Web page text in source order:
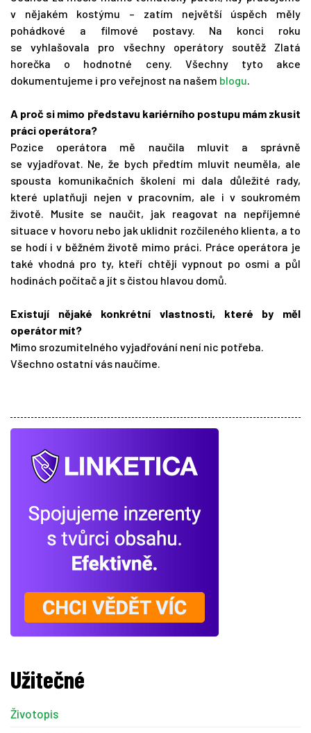
v nějakém kostýmu – zatím největší úspěch měly
pohádkové a filmové postavy. Na konci roku
se vyhlašovala pro všechny operátory soutěž Zlatá
horečka o hodnotné ceny. Všechny tyto akce
dokumentujeme i pro veřejnost na našem blogu.
A proč si mimo představu kariérního postupu mám zkusit
práci operátora?
Pozice operátora mě naučila mluvit a správně
se vyjadřovat. Ne, že bych předtím mluvit neuměla, ale
spousta komunikačních školení mi dala důležité rady,
které uplatňuji nejen v pracovním, ale i v soukromém
životě. Musíte se naučit, jak reagovat na nepříjemné
situace v hovoru nebo jak uklidnit rozčíleného klienta, a to
se hodí i v běžném životě mimo práci. Práce operátora je
také vhodná pro ty, kteří chtějí vypnout po osmi a půl
hodinách počítač a jít s čistou hlavou domů.
Existují nějaké konkrétní vlastnosti, které by měl
operátor mít?
Mimo srozumitelného vyjadřování není nic potřeba.
Všechno ostatní vás naučíme.
Užitečné
Životopis